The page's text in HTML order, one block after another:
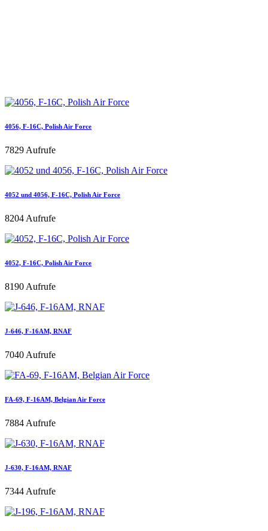
4056, F-16C, Polish Air Force
7829 Aufrufe
4052 und 4056, F-16C, Polish Air Force
8204 Aufrufe
4052, F-16C, Polish Air Force
8190 Aufrufe
J-646, F-16AM, RNAF
7040 Aufrufe
FA-69, F-16AM, Belgian Air Force
7884 Aufrufe
J-630, F-16AM, RNAF
7344 Aufrufe